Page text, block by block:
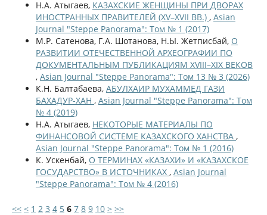
Н.А. Атыгаев, КАЗАХСКИЕ ЖЕНЩИНЫ ПРИ ДВОРАХ
ИНОСТРАННЫХ ПРАВИТЕЛЕЙ (XV–XVII ВВ.) , Asian
Journal "Steppe Panorama": Том № 1 (2017)
М.Р. Сатенова, Г.А. Шотанова, Н.Ы. Жетписбай, О
РАЗВИТИИ ОТЕЧЕСТВЕННОЙ АРХЕОГРАФИИ ПО
ДОКУМЕНТАЛЬНЫМ ПУБЛИКАЦИЯМ XVIII–XIX ВЕКОВ
, Asian Journal "Steppe Panorama": Том 13 № 3 (2026)
К.Н. Балтабаева, АБУЛХАИР МУХАММЕД ГАЗИ
БАХАДУР-ХАН , Asian Journal "Steppe Panorama": Том
№ 4 (2019)
Н.А. Атыгаев, НЕКОТОРЫЕ МАТЕРИАЛЫ ПО
ФИНАНСОВОЙ СИСТЕМЕ КАЗАХСКОГО ХАНСТВА ,
Asian Journal "Steppe Panorama": Том № 1 (2016)
К. Ускенбай, О ТЕРМИНАХ «КАЗАХИ» И «КАЗАХСКОЕ
ГОСУДАРСТВО» В ИСТОЧНИКАХ , Asian Journal
"Steppe Panorama": Том № 4 (2016)
<< < 1 2 3 4 5 6 7 8 9 10 > >>